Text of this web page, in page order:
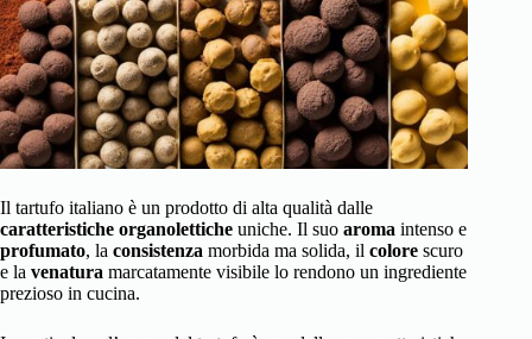
Il tartufo italiano è un prodotto di alta qualità dalle
caratteristiche organolettiche uniche. Il suo aroma intenso e
profumato, la consistenza morbida ma solida, il colore scuro
e la venatura marcatamente visibile lo rendono un ingrediente
prezioso in cucina.